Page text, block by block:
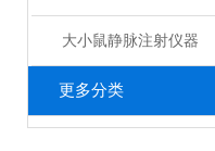
大小鼠静脉注射仪器
更多分类